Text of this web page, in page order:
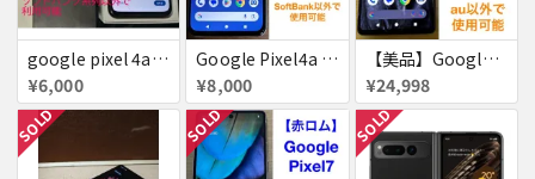
google pixel 4a 赤ロム
¥6,000
Google Pixel4a 5G 128GB 赤ロム
¥8,000
【美品】Google Pixel 7 128GB 赤ロム
¥24,998
SOLD SOLD SOLD